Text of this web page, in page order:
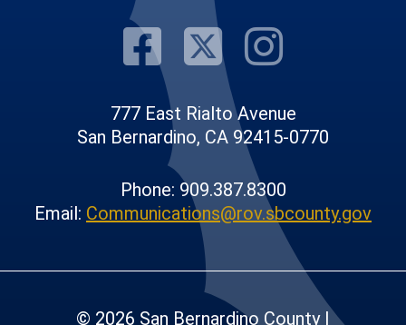
Visit Our
VisitVisit
777 East Rialto Avenue
San Bernardino, CA 92415-0770
Phone: 909.387.8300
Email: Communications@rov.sbcounty.gov
© 2026 San Bernardino County |